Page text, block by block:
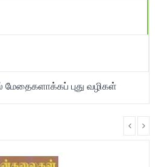
புது வழிகள்